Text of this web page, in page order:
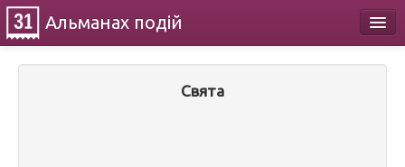
Альманах подій
Свята